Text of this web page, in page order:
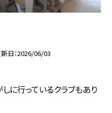
日 2026/06/03
に行っているクラブもあり